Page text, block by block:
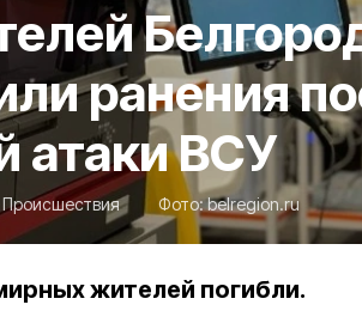
ранения
атаки ВСУ
Происшествия Фото:belregion.ru
жителей погибли.